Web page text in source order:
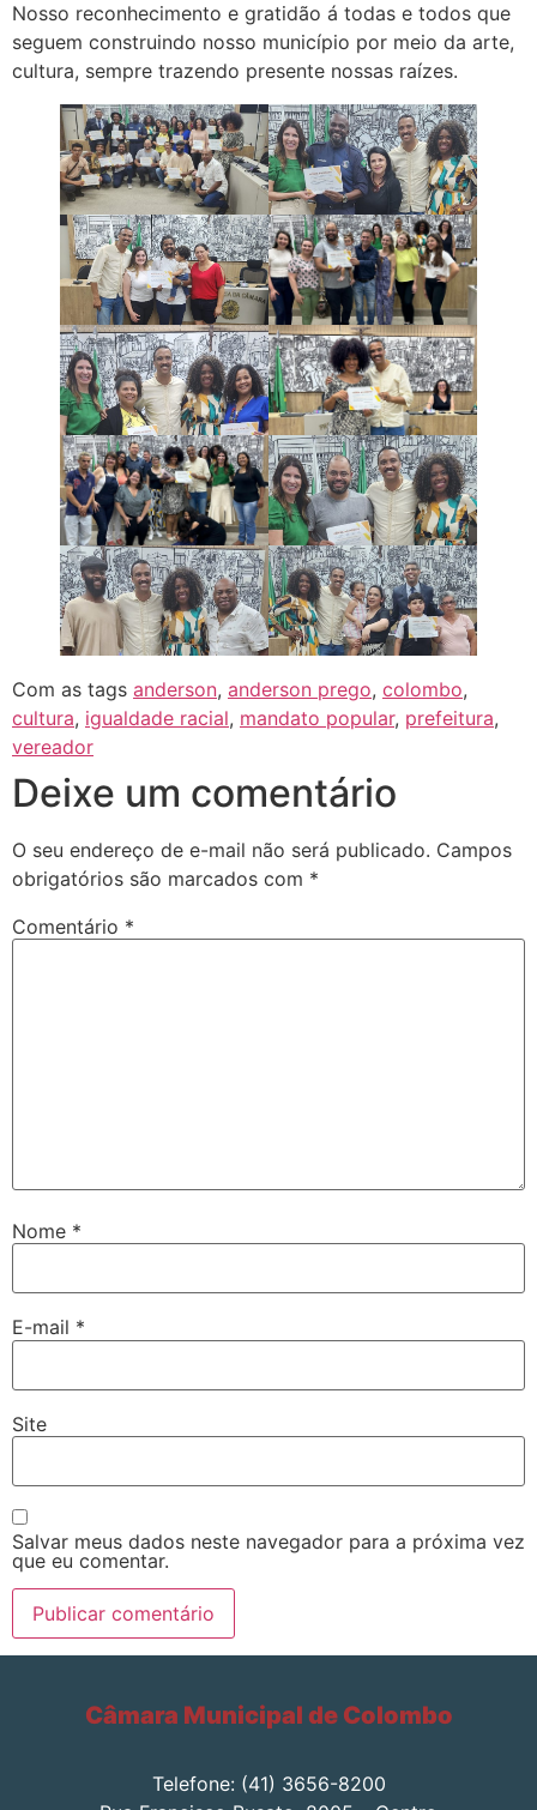
Nosso reconhecimento e gratidão á todas e todos que
seguem construindo nosso município por meio da arte,
cultura, sempre trazendo presente nossas raízes.
Com as tags anderson, anderson prego, colombo,
cultura, igualdade racial, mandato popular, prefeitura,
vereador
Deixe um comentário
O seu endereço de e-mail não será publicado. Campos
obrigatórios são marcados com *
Comentário *
Nome *
E-mail *
Site
Salvar meus dados neste navegador para a próxima vez
que eu comentar.
Câmara Municipal de Colombo
Telefone: (41) 3656-8200